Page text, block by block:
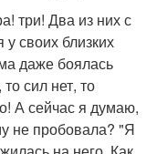
три! Два из них с
своих близких
даже боялась
сил нет, то
А сейчас я думаю,
не пробовала? "Я